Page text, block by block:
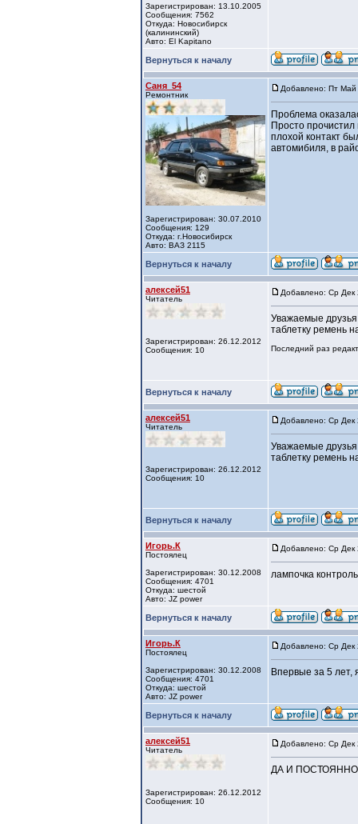
Зарегистрирован: 13.10.2005
Сообщения: 7562
Откуда: Новосибирск
(калининский)
Авто: El Kapitano
Вернуться к началу
Саня_54
Ремонтник
Зарегистрирован: 30.07.2010
Сообщения: 129
Откуда: г.Новосибирск
Авто: ВАЗ 2115
Добавлено: Пт
Проблема
Просто
плохой контакт
автомибиля, в
Вернуться к началу
алексей51
Читатель
Зарегистрирован: 26.12.2012
Сообщения: 10
Добавлено: Ср Дек
Уважаемые
таблетку ремень
Последний раз
Вернуться к началу
алексей51
Читатель
Зарегистрирован: 26.12.2012
Сообщения: 10
Добавлено: Ср Дек
Уважаемые
таблетку ремень
Вернуться к началу
Игорь.К
Постоялец
Зарегистрирован: 30.12.2008
Сообщения: 4701
Откуда: шестой
Авто: JZ power
Добавлено: Ср Дек
лампочка
Вернуться к началу
Игорь.К
Постоялец
Зарегистрирован: 30.12.2008
Сообщения: 4701
Откуда: шестой
Авто: JZ power
Добавлено: Ср Дек
Впервые за 5 лет,
Вернуться к началу
алексей51
Читатель
Зарегистрирован: 26.12.2012
Сообщения: 10
Добавлено: Ср Дек
ДА И